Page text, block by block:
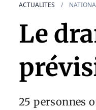
ACTUALITES
Le
25 personnes